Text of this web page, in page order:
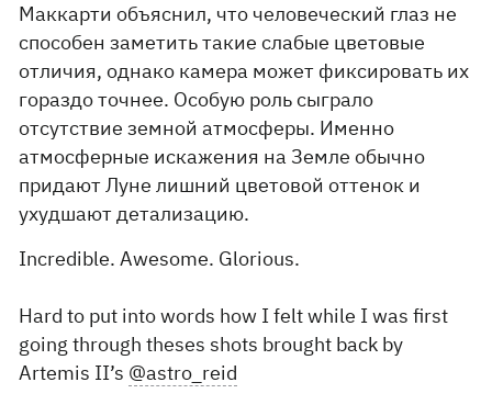
Маккарти объяснил, что человеческий глаз не
способен заметить такие слабые цветовые
отличия, однако камера может фиксировать их
гораздо точнее. Особую роль сыграло
отсутствие земной атмосферы. Именно
атмосферные искажения на Земле обычно
придают Луне лишний цветовой оттенок и
ухудшают детализацию.
Incredible. Awesome. Glorious.
Hard to put into words how I felt while I was first
going through theses shots brought back by
Artemis II’s @astro_reid